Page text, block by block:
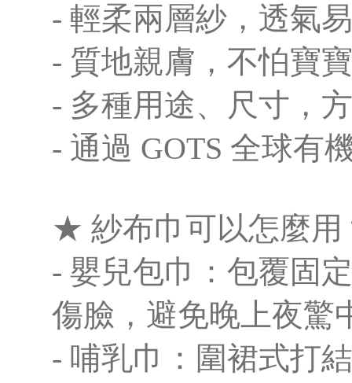
- 輕柔兩層紗，透氣
- 質地親膚，不怕寶
- 多種用途、尺寸，
- 通過 GOTS 全球有
★ 紗布巾可以怎麼用
- 嬰兒包巾：包覆固
傷臉，避免晚上夜驚
- 哺乳巾：圍裙式打